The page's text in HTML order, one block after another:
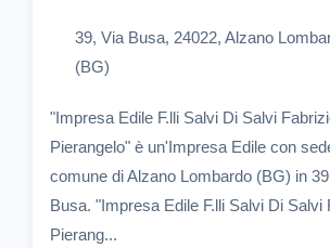
39, Via Busa, 24022, Alzano
(BG)
"Impresa Edile F.lli Salvi Di Salvi
Pierangelo" è un'Impresa Edile con
comune di Alzano Lombardo (BG) in
Busa. "Impresa Edile F.lli Salvi Di Salvi
Pierang...